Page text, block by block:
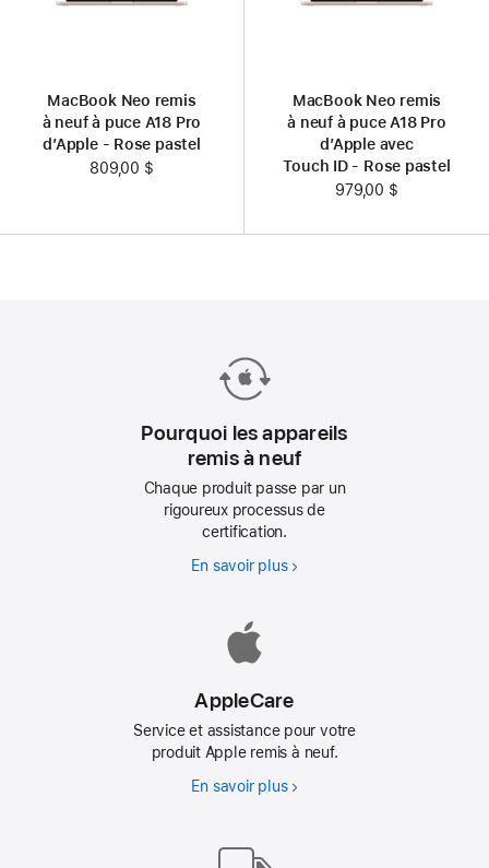
MacBook Neo remis
à neuf à puce A18 Pro
d’Apple - Rose pastel
809,00 $
MacBook Neo remis
à neuf à puce A18 Pro
d’Apple avec
Touch ID - Rose pastel
979,00 $
Pourquoi les appareils
remis à neuf
Chaque produit passe par un
rigoureux processus de
certification.
En savoir plusPourquoi
AppleCare
Service et assistance pour votre
produit Apple remis à neuf.
En savoir plusAppleCare